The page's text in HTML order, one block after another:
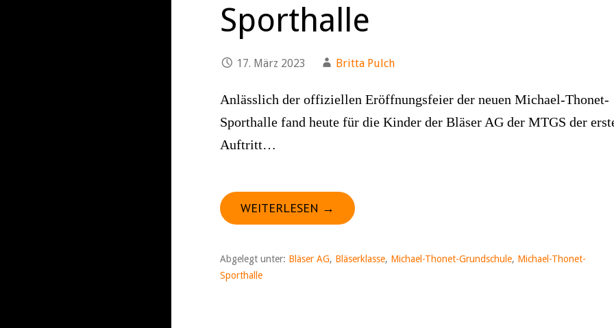
Sporthalle
17. März 2023 Britta Pulch
Anlässlich der offiziellen Eröffnungsfeier der neuen Michael-Thonet-
Sporthalle fand heute für die Kinder der Bläser AG der MTGS der
Auftritt…
WEITERLESEN →
Abgelegt unter: Bläser AG, Bläserklasse, Michael-Thonet-Grundschule, Michael-Thonet-
Sporthalle